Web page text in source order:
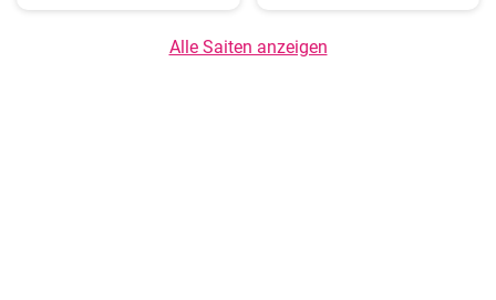
Alle Saiten anzeigen